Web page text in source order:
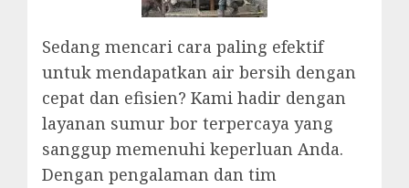
Sedang mencari cara paling efektif
untuk mendapatkan air bersih dengan
cepat dan efisien? Kami hadir dengan
layanan sumur bor terpercaya yang
sanggup memenuhi keperluan Anda.
Dengan pengalaman dan tim